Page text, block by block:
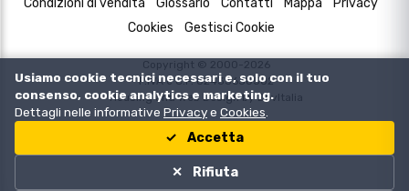
Condizioni di vendita
Glossario Contatti Mappa
Privacy
Cookies
Gestisci Cookie
Copyright © 2000-2026
P.IVA e C.F. 02433630502
Housing and Web Design byDevItalia
Usiamo cookie tecnici necessari e, solo con il tuo
consenso, cookie analytics e marketing.
Dettagli nelle informative Privacye Cookies
Accetta
Rifiuta